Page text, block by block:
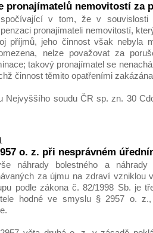
pronajímatelů nemovitostí za
v tom, že v souvislosti
pronajímateli nemovitostí,
příjmů, jeho činnost však nebyla
nelze považovat za
takový pronajímatel se
činnost těmito opatřeními
Nejvyššího soudu ČR sp. zn. 30
o. z. při nesprávném
náhrady bolestného a náhrady
za újmu na zdraví vzniklou
podle zákona č. 82/1998 Sb. je
hodné ve smyslu § 2957 o.